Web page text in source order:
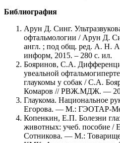
Библиография
Арун Д. Синг.
офтальмологии / Арун Д.
англ. ; под общ. ред. А. Н.
информ, 2015. – 280 с. ил.
Бояринов, С.А.
увеальной
глаукомы у собак / С.А.
Комаров // РВЖ.МДЖ. ―
Глаукома. Национальное
Егорова. ― М.: ГЭОТАР-
Копенкин, Е.П. Болезни
животных: учеб. пособие
Сотникова. ― М.: